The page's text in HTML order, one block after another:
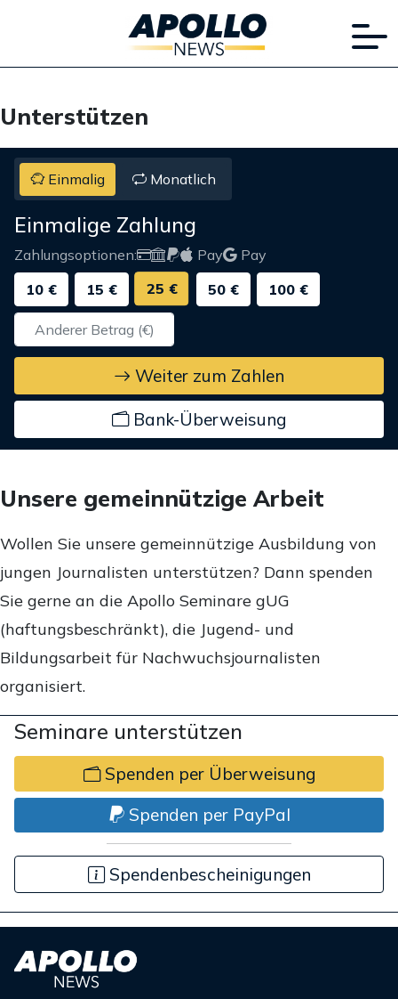
Unterstützen
Einmalig Monatlich
Einmalige Zahlung
Zahlungsoptionen: Pay
Pay
10 €
15 € 25 € 50 € 100 €
Weiter zum Zahlen
Bank-Überweisung
Unsere gemeinnützige Arbeit
Wollen Sie unsere gemeinnützige Ausbildung von
jungen Journalisten unterstützen? Dann spenden
Sie gerne an die Apollo Seminare gUG
(haftungsbeschränkt), die Jugend- und
Bildungsarbeit für Nachwuchsjournalisten
organisiert.
Seminare unterstützen
Spenden per Überweisung
Spenden per PayPal
Spendenbescheinigungen